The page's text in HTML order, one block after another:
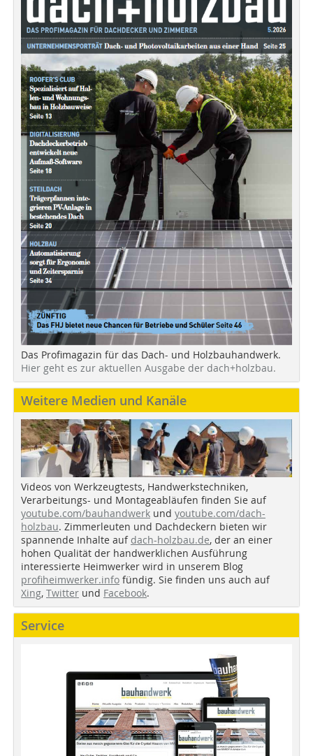
Das Profimagazin für das Dach- und Holzbauhandwerk.
Hier geht es zur aktuellen Ausgabe der dach+holzbau.
Weitere Medien und Kanäle
Videos von Werkzeugtests, Handwerkstechniken,
Verarbeitungs- und Montageabläufen finden Sie auf
youtube.com/bauhandwerk und youtube.com/dach-
holzbau. Zimmerleuten und Dachdeckern bieten wir
spannende Inhalte auf dach-holzbau.de, der an einer
hohen Qualität der handwerklichen Ausführung
interessierte Heimwerker wird in unserem Blog
profiheimwerker.info fündig. Sie finden uns auch auf
Xing, Twitter und Facebook.
Service